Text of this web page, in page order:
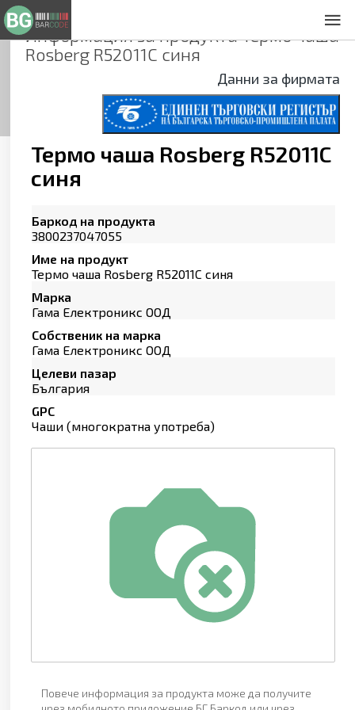
Информация за продуктаТермо чаша
Rosberg R52011C синя
Данни за фирмата
Термо чаша Rosberg R52011C
синя
Баркод на продукта
3800237047055
Име на продукт
Термо чаша Rosberg R52011C синя
Марка
Гама Електроникс ООД
Собственик на марка
Гама Електроникс ООД
Целеви пазар
България
GPC
Чаши (многократна употреба)
Повече информация за продукта може да получите
Общи условия
Декларация за проверителност
Заснемане на продукти
Контакти